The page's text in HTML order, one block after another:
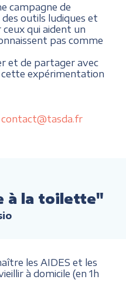
campagne de
outils ludiques et
qui aident un
pas comme
et de partager avec
cette expérimentation
contact@tasda.fr
à la toilette"
les AIDES et les
à domicile (en 1h